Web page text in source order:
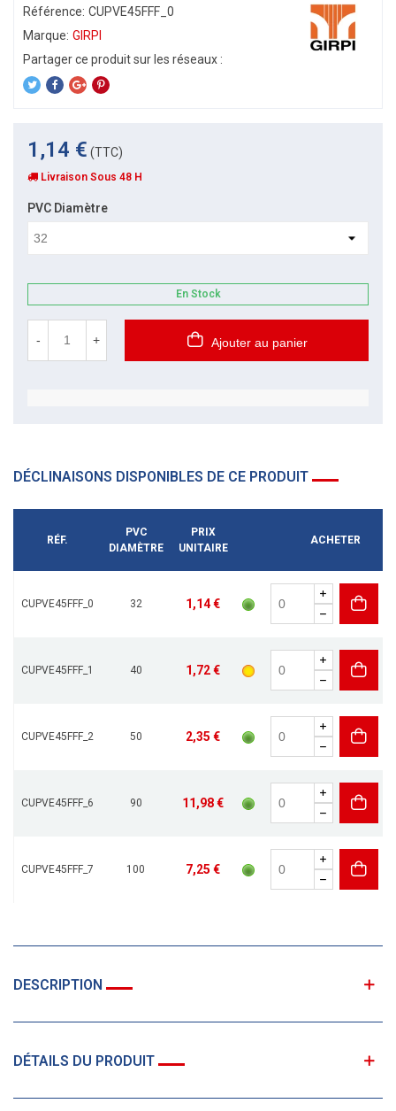
Référence: CUPVE45FFF_0
Marque: GIRPI
1,14 € (TTC)
Livraison Sous 48 H
PVC Diamètre
En Stock
- + Ajouter au panier
DÉCLINAISONS DISPONIBLES DE CE PRODUIT
RÉF.
PVC
DIAMÈTRE
PRIX
UNITAIRE
ACHETER
CUPVE45FFF_0 32 1,14 €
CUPVE45FFF_1 40 1,72 €
CUPVE45FFF_2 50 2,35 €
CUPVE45FFF_6 90 11,98 €
CUPVE45FFF_7 100 7,25 €
DESCRIPTION
DÉTAILS DU PRODUIT